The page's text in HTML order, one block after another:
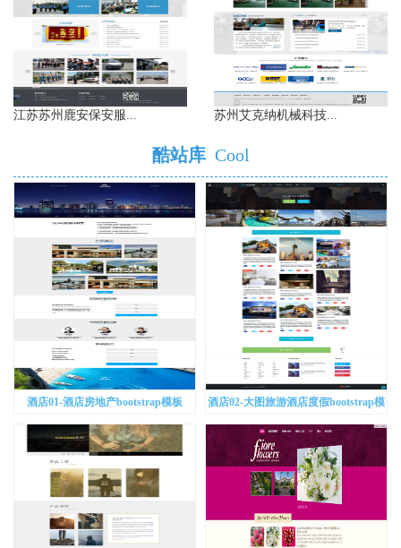
江苏苏州鹿安保安服... 苏州艾克纳机械科技...
酷站库 Cool
酒店01-酒店房地产bootstrap模板
酒店02-大图旅游酒店度假bootstrap模
板